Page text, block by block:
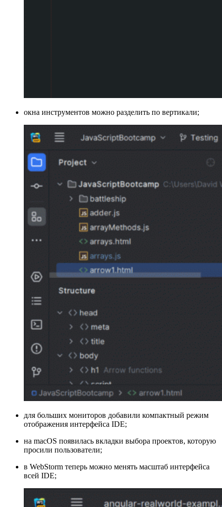
окна инструментов можно разделить по вертикали;
для больших мониторов добавили компактный режим
отображения интерфейса IDE;
на macOS появилась вкладки выбора проектов, которую
просили пользователи;
в WebStorm теперь можно менять масштаб интерфейса
всей IDE;